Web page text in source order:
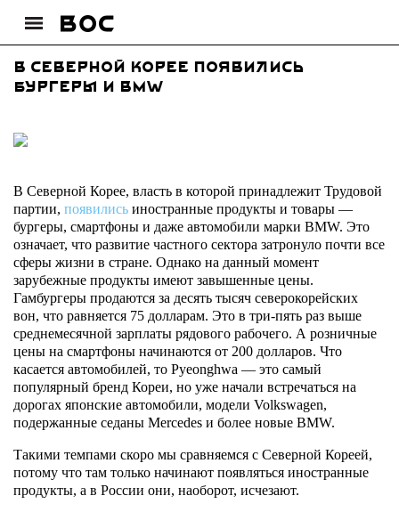
В Северной Корее появились
бургеры и BMW
В Северной Корее, власть в которой принадлежит Трудовой
партии, появились иностранные продукты и товары —
бургеры, смартфоны и даже автомобили марки BMW. Это
означает, что развитие частного сектора затронуло почти все
сферы жизни в стране. Однако на данный момент
зарубежные продукты имеют завышенные цены.
Гамбургеры продаются за десять тысяч северокорейских
вон, что равняется 75 долларам. Это в три-пять раз выше
среднемесячной зарплаты рядового рабочего. А розничные
цены на смартфоны начинаются от 200 долларов. Что
касается автомобилей, то Pyeonghwa — это самый
популярный бренд Кореи, но уже начали встречаться на
дорогах японские автомобили, модели Volkswagen,
подержанные седаны Mercedes и более новые BMW.
Такими темпами скоро мы сравняемся с Северной Кореей,
потому что там только начинают появляться иностранные
продукты, а в России они, наоборот, исчезают.